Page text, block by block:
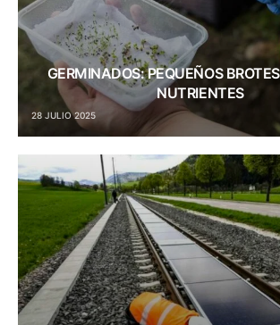
GERMINADOS: PEQUEÑOS
NUTRIENTES
28 JULIO 2025